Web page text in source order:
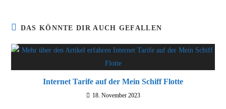
DAS KÖNNTE DIR AUCH GEFALLEN
Internet Tarife auf der Mein Schiff Flotte
18. November 2023